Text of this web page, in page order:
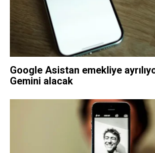
Google Asistan emekliye
Gemini alacak